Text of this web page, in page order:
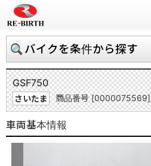
バイクを条件から探す
GSF750
さいたま 商品番号 [0000075569]
車両基本情報